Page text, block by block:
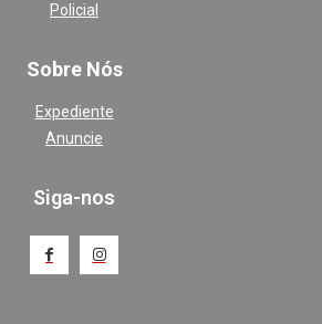
Policial
Sobre Nós
Expediente
Anuncie
Siga-nos